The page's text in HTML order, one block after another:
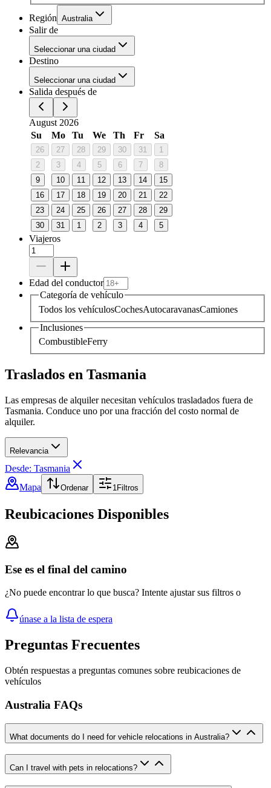
Región Australia
Salir de
Seleccionar una ciudad
Destino
Seleccionar una ciudad
Salida después de
August 2026
Su
Mo Tu We Th Fr Sa
26 27 28 29 30 31
1
2
3 4 5 6 7
8
9
10 11 12 13 14
15
16
17 18 19 20 21
22
23
24 25 26 27 28
29
30
31 1 2 3 4 5
Viajeros
Edad del conductor
Categoría de vehículo
Todos los vehículosCochesAutocaravanasCamiones
Inclusiones
CombustibleFerry
Traslados en Tasmania
Las empresas de alquiler necesitan vehículos trasladados fuera de
Tasmania. Conduce uno por una fracción del costo normal de
alquiler.
Relevancia
Desde: Tasmania
Mapa
Ordenar 1Filtros
Reubicaciones Disponibles
Ese es el final del camino
¿No puede encontrar lo que busca? Intente ajustar sus filtros o
únase a la lista de espera
Preguntas Frecuentes
Obtén respuestas a preguntas comunes sobre reubicaciones de
vehículos
Australia FAQs
What documents do I need for vehicle relocations in Australia?
Can I travel with pets in relocations?